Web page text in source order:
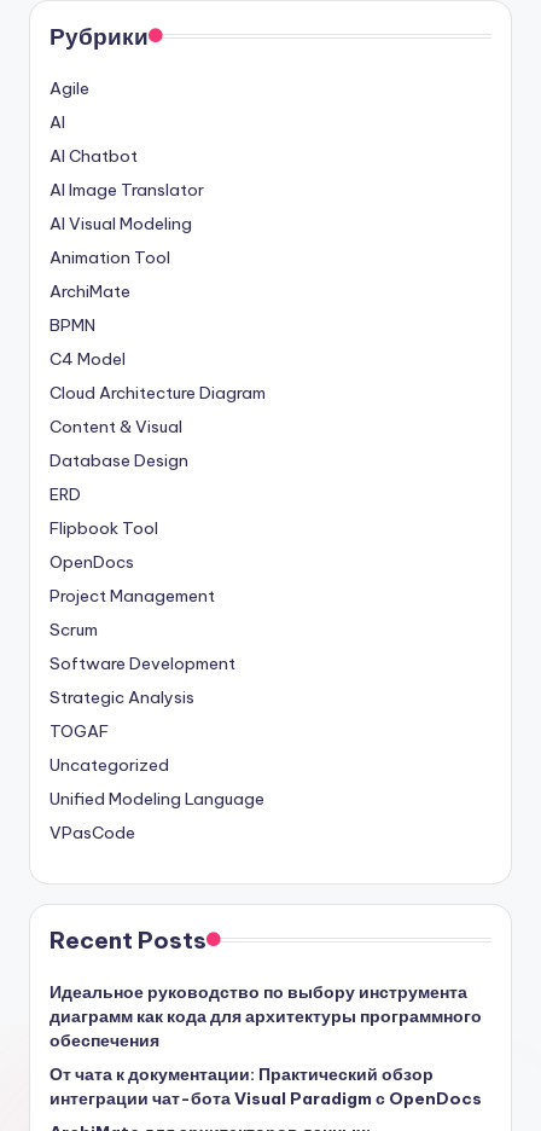
&
g
it
a
n
si
g
h
t
s
Рубрики
Agile
AI
AI Chatbot
AI Image Translator
AI Visual Modeling
Animation Tool
ArchiMate
BPMN
C4 Model
Cloud Architecture Diagram
Content & Visual
Database Design
ERD
Flipbook Tool
OpenDocs
Project Management
Scrum
Software Development
Strategic Analysis
TOGAF
Uncategorized
Unified Modeling Language
VPasCode
Recent Posts
Идеальное руководство по выбору инструмента
диаграмм как кода для архитектуры программного
обеспечения
От чата к документации: Практический обзор
интеграции чат-бота Visual Paradigm с OpenDocs